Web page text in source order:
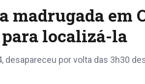
madrugada em
localizá-la
desapareceu por volta das 3h30